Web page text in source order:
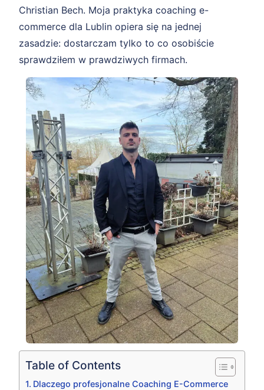
Christian Bech. Moja praktyka coaching e-
commerce dla Lublin opiera się na jednej
zasadzie: dostarczam tylko to co osobiście
sprawdziłem w prawdziwych firmach.
Table of Contents
Dlaczego profesjonalne Coaching E-Commerce